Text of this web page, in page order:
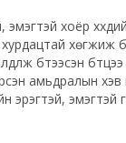
хоёр
хѳгжиж
бүтээсэн
амьдралын хэв
эмэгтэй